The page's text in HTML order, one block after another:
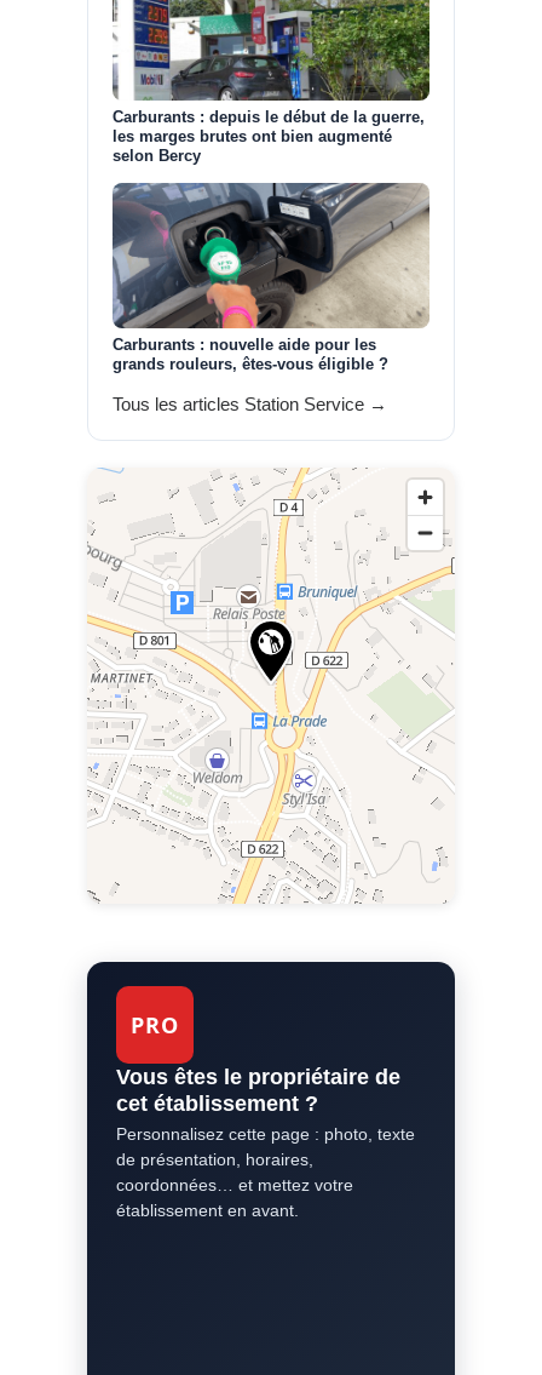
Carburants : depuis le début de la guerre,
les marges brutes ont bien augmenté
selon Bercy
Carburants : nouvelle aide pour les
grands rouleurs, êtes-vous éligible ?
Tous les articles Station Service →
PRO
Vous êtes le propriétaire de
cet établissement ?
Personnalisez cette page : photo, texte
de présentation, horaires,
coordonnées… et mettez votre
établissement en avant.